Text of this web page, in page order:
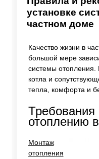
установке
частном доме
Качество жизни в
большой мере
системы отопления.
котла и
тепла, комфорта и
Требования
отоплению
Монтаж
отопления